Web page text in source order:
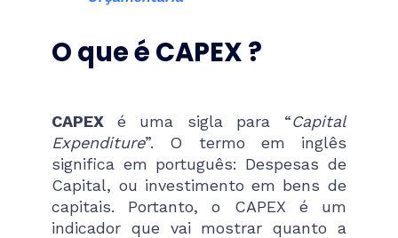
O que é CAPEX ?
CAPEX é uma sigla para “Capital
Expenditure”. O termo em inglês
significa em português: Despesas de
Capital, ou investimento em bens de
capitais. Portanto, o CAPEX é um
indicador que vai mostrar quanto a